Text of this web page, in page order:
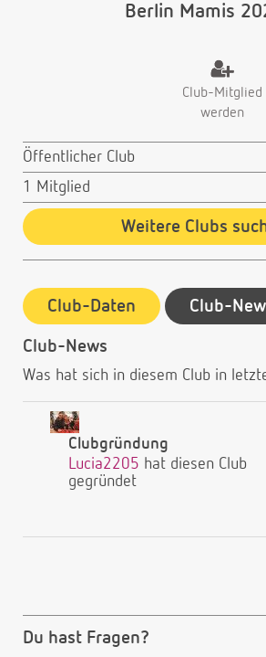
Berlin Mamis
Club-Mitglied
werden
Öffentlicher Club
1 Mitglied
Weitere Clubs
Club-Daten Club-
Club-News
Was hat sich in diesem Club in
Clubgründung
Lucia2205 hat diesen Club
gegründet
Du hast Fragen?